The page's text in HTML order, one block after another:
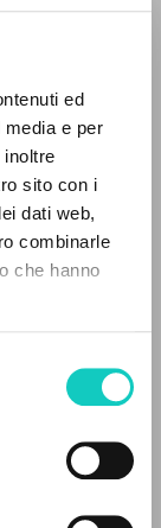
ed
e per
sito con i
dati web,
combinarle
che hanno
AVANZADA »